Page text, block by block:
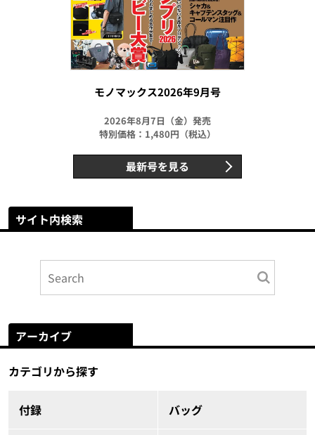
モノマックス2026年9月号
2026年8月7日（金）発売
特別価格：1,480円（税込）
最新号を見る
サイト内検索
アーカイブ
カテゴリから探す
付録 バッグ